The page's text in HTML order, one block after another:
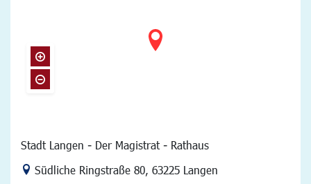
Stadt Langen - Der Magistrat - Rathaus
Link zur Google-Maps Navigation
Südliche Ringstraße 80, 63225 Langen